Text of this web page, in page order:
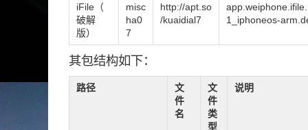
iFile（
破解
版）
misc
ha0
7
http://apt.so
/kuaidial7
1_iphoneos-
其包结构如下：
路径
文
件
名
文
件
类
型
说明